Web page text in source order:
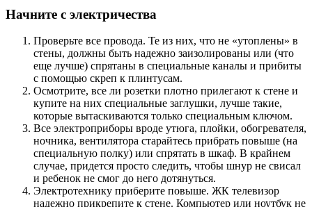
Начните с электричества
Проверьте все провода. Те из них, что не «утоплены» в
стены, должны быть надежно заизолированы или (что
еще лучше) спрятаны в специальные каналы и прибиты
с помощью скреп к плинтусам.
Осмотрите, все ли розетки плотно прилегают к стене и
купите на них специальные заглушки, лучше такие,
которые вытаскиваются только специальным ключом.
Все электроприборы вроде утюга, плойки, обогревателя,
ночника, вентилятора старайтесь прибрать повыше (на
специальную полку) или спрятать в шкаф. В крайнем
случае, придется просто следить, чтобы шнур не свисал
и ребенок не смог до него дотянуться.
Электротехнику приберите повыше. ЖК телевизор
надежно прикрепите к стене. Компьютер или ноутбук не